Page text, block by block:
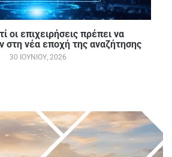
οι επιχειρήσεις πρέπει να
στη νέα εποχή της αναζήτησης
30 ΙΟΥΝΊΟΥ, 2026